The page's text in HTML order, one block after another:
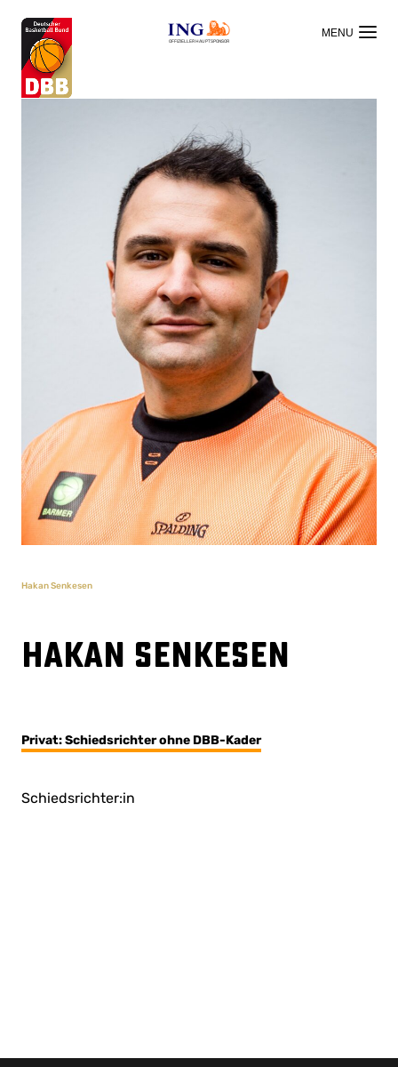
OFFIZIELLER HAUPTSPONSOR
Hakan Senkesen
Hakan Senkesen
Privat: Schiedsrichter ohne DBB-Kader
Schiedsrichter:in